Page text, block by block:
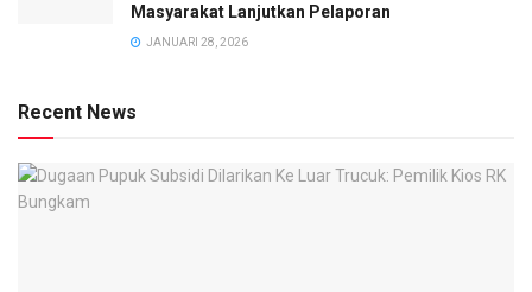
Masyarakat Lanjutkan Pelaporan
JANUARI 28, 2026
Recent News